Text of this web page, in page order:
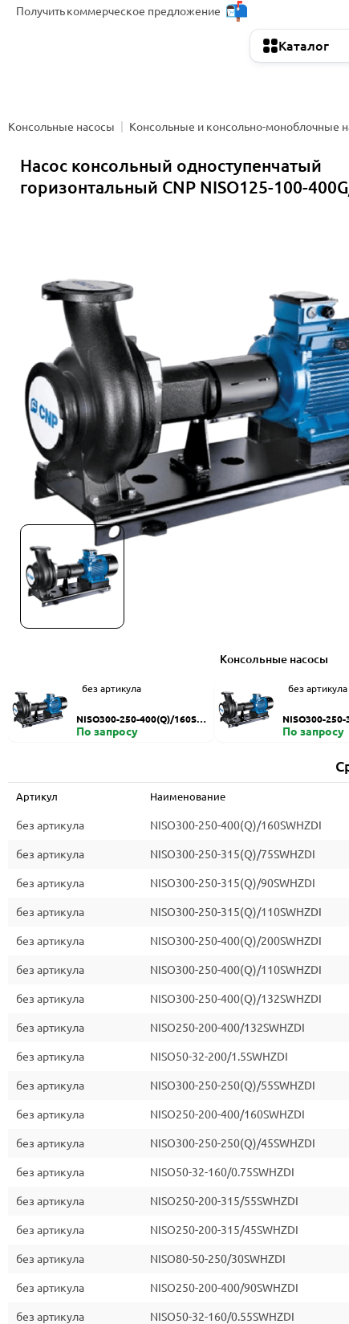
Получитькоммерческое предложение
Каталог
Консольные насосы Консольные и консольно-моноблочные
Насос консольный одноступенчатый
горизонтальный CNP NISO125-100-
Консольные насосы
без артикула
NISO300-250-400(Q)/160SW
HZDI
По запросу
без артикула
NISO300-250-
ZDI
По запросу
Артикул Наименование
без артикула NISO300-250-400(Q)/160SWHZDI
без артикула NISO300-250-315(Q)/75SWHZDI
без артикула NISO300-250-315(Q)/90SWHZDI
без артикула NISO300-250-315(Q)/110SWHZDI
без артикула NISO300-250-400(Q)/200SWHZDI
без артикула NISO300-250-400(Q)/110SWHZDI
без артикула NISO300-250-400(Q)/132SWHZDI
без артикула NISO250-200-400/132SWHZDI
без артикула NISO50-32-200/1.5SWHZDI
без артикула NISO300-250-250(Q)/55SWHZDI
без артикула NISO250-200-400/160SWHZDI
без артикула NISO300-250-250(Q)/45SWHZDI
без артикула NISO50-32-160/0.75SWHZDI
без артикула NISO250-200-315/55SWHZDI
без артикула NISO250-200-315/45SWHZDI
без артикула NISO80-50-250/30SWHZDI
без артикула NISO250-200-400/90SWHZDI
без артикула NISO50-32-160/0.55SWHZDI